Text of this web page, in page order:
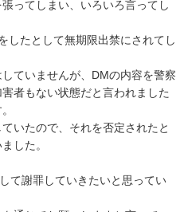
ってしまい、いろいろ言ってし
したとして無期限出禁にされてし
ていませんが、DMの内容を警察
者もない状態だと言われました
いたので、それを否定されたと
した。
て謝罪していきたいと思ってい